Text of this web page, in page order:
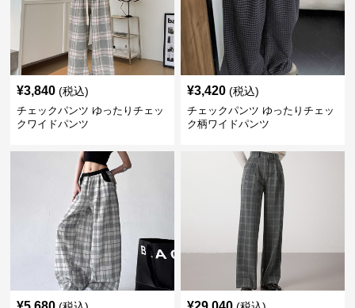
¥3,840 (税込)
チェックパンツ ゆったりチェッ
クワイドパンツ
¥3,420 (税込)
チェックパンツ ゆったりチェッ
ク柄ワイドパンツ